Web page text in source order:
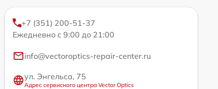
+7 (351) 200-51-37
Ежедневно с 9:00 до 21:00
info@vectoroptics-repair-center.ru
ул. Энгельса, 75
Адрес сервисного центра Vector Optics